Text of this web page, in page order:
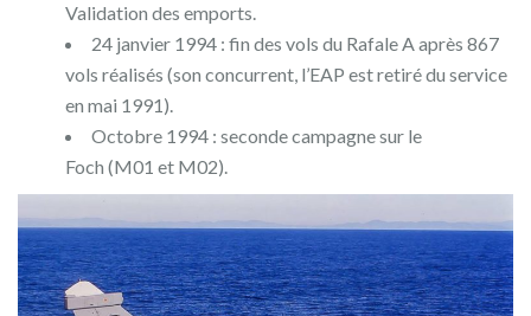
Validation des emports.
24 janvier 1994 : fin des vols du Rafale A après 867
vols réalisés (son concurrent, l’EAP est retiré du service
en mai 1991).
Octobre 1994 : seconde campagne sur le
Foch (M01 et M02).